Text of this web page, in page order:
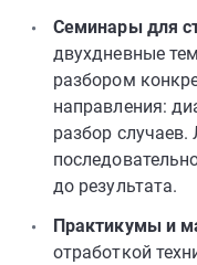
Семинары для
двухдневные
разбором
направления:
разбор случаев.
до результата.
Практикумы и
отработкой